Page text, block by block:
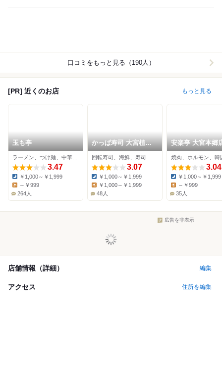
口コミをもっと見る（190人）
[PR] 近くのお店 もっと見る
玉も亭
3.47
Dinner:
￥1,000～￥1,999
～￥999
264人
かっぱ寿司 大宮植竹
店
回転寿司、海鮮、寿司
3.07
Dinner:
￥1,000～￥1,999
Lunch:
￥1,000～￥1,999
48人
安楽亭 大宮本郷
焼肉、ホルモン、韓
3.04
Dinner:
￥1,000～￥1,999
Lunch:
～￥999
35人
広告を非表示
店舗情報（詳細） 編集
アクセス 住所を編集